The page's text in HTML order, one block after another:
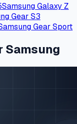
Samsung Galaxy Z
Gear S3
Gear Sport
Samsung